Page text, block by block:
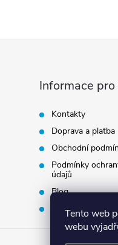
Tento web
webu
Informace pro
Kontakty
Doprava a platba
Obchodní
Podmínky
údajů
Blog
Vrácení zboží